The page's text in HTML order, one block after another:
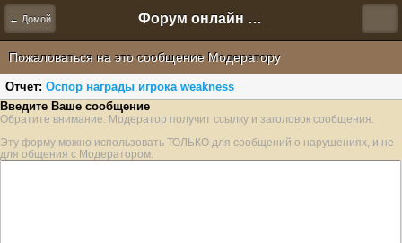
← Домой Форум онлайн игры "Новая Эра" (Нюра Биз)
Пожаловаться на это сообщение Модератору
Отчет: Оспор награды игрока weakness
Введите Ваше сообщение
Обратите внимание: Модератор получит ссылку и заголовок сообщения.
Эту форму можно использовать ТОЛЬКО для сообщений о нарушениях, и не
для общения с Модератором.